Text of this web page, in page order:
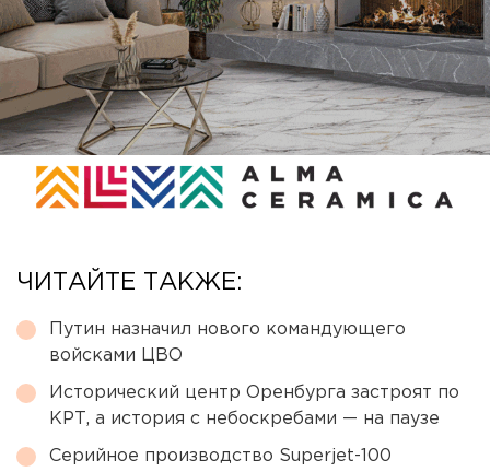
ЧИТАЙТЕ ТАКЖЕ:
Путин назначил нового командующего
войсками ЦВО
Исторический центр Оренбурга застроят по
КРТ, а история с небоскребами — на паузе
Серийное производство Superjet-100